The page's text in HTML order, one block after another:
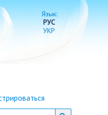
Язык:
РУС
УКР